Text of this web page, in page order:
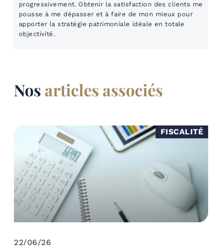
progressivement. Obtenir la satisfaction des clients me
pousse à me dépasser et à faire de mon mieux pour
apporter la stratégie patrimoniale idéale en totale
objectivité.
Nos articles associés
FISCALITÉ
22/06/26